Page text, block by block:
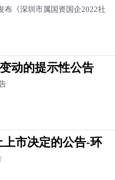
布《深圳市属国资国企2022社
动的提示性公告
市决定的公告-环